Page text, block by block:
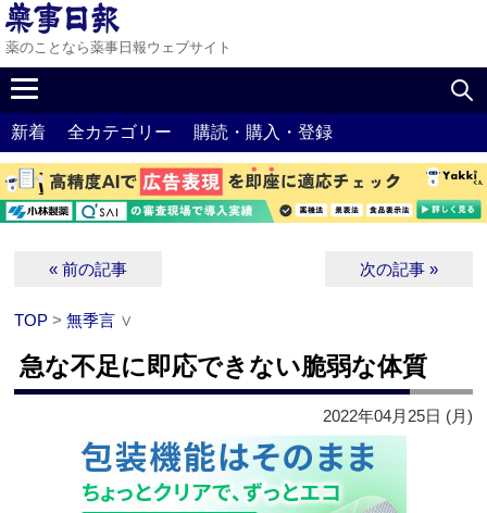
薬のことなら薬事日報ウェブサイト
新着 全カテゴリー 購読・購入・登録
« 前の記事 次の記事 »
TOP >無季言 ∨
急な不足に即応できない脆弱な体質
2022年04月25日 (月)